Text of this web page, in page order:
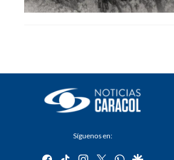
Síguenos en:
facebook
tiktok instagram
twitterwhatsapp
google